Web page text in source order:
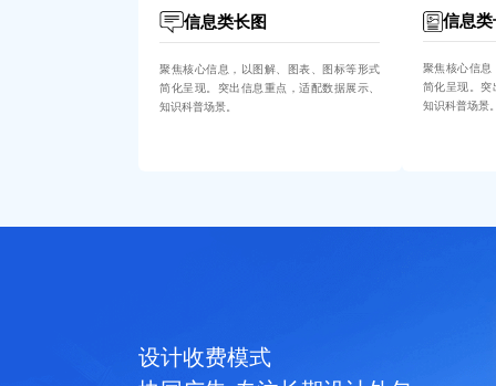
信息类长图
聚焦核心信息，以图解、图表、图标等形式
简化呈现。突出信息重点，适配数据展示、
知识科普场景。
信息类
聚焦核心信息
简化呈现。突
知识科普场景
设计收费模式